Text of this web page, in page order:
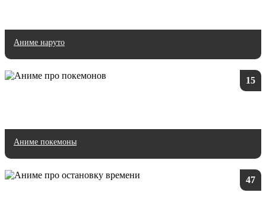
Аниме наруто
15
Аниме покемоны
47